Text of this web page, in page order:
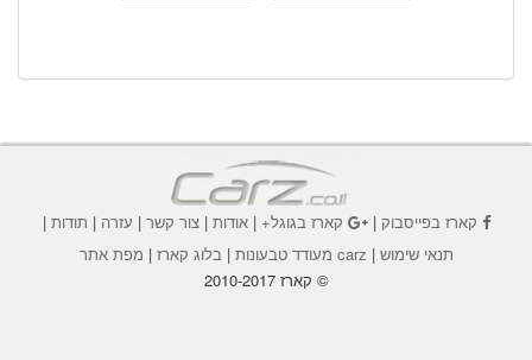
קארז בפייסבוק| קארז בגוגל+|אודות |צור קשר | עזרה | תודות |
תנאי שימוש | carz מעודד טבעונות | בלוג קארז | מפת אתר
© קארז 2010-2017